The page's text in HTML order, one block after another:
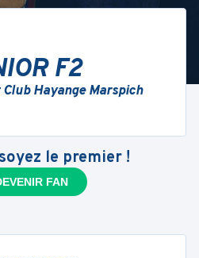
F2
Hayange Marspich
le premier !
FAN